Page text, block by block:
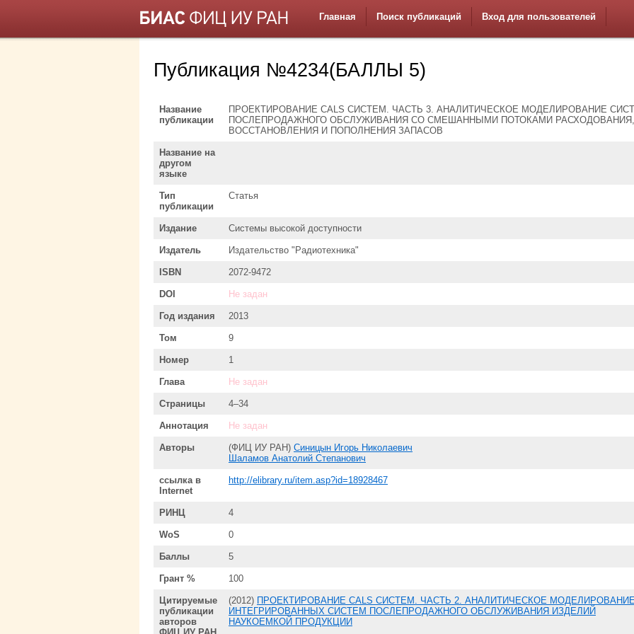
Главная Поиск публикаций Вход для пользователей
Публикация №4234(БАЛЛЫ 5)
Название
публикации
ПРОЕКТИРОВАНИЕ CALS СИСТЕМ. ЧАСТЬ 3. АНАЛИТИЧЕСКОЕ МОДЕЛИРОВАНИЕ
ПОСЛЕПРОДАЖНОГО ОБСЛУЖИВАНИЯ СО СМЕШАННЫМИ ПОТОКАМИ РАСХОДОВАНИЯ,
ВОССТАНОВЛЕНИЯ И ПОПОЛНЕНИЯ ЗАПАСОВ
Название на
другом
языке
Тип
публикации
Статья
Издание Системы высокой доступности
Издатель Издательство "Радиотехника"
ISBN 2072-9472
DOI Не задан
Год издания 2013
Том 9
Номер 1
Глава Не задан
Страницы 4–34
Аннотация Не задан
Авторы (ФИЦ ИУ РАН) Синицын Игорь Николаевич
Шаламов Анатолий Степанович
ссылка в
Internet
http://elibrary.ru/item.asp?id=18928467
РИНЦ 4
WoS 0
Баллы 5
Грант % 100
Цитируемые
публикации
авторов
(2012) ПРОЕКТИРОВАНИЕ CALS СИСТЕМ. ЧАСТЬ 2. АНАЛИТИЧЕСКОЕ
ИНТЕГРИРОВАННЫХ СИСТЕМ ПОСЛЕПРОДАЖНОГО ОБСЛУЖИВАНИЯ ИЗДЕЛИЙ
НАУКОЕМКОЙ ПРОДУКЦИИ